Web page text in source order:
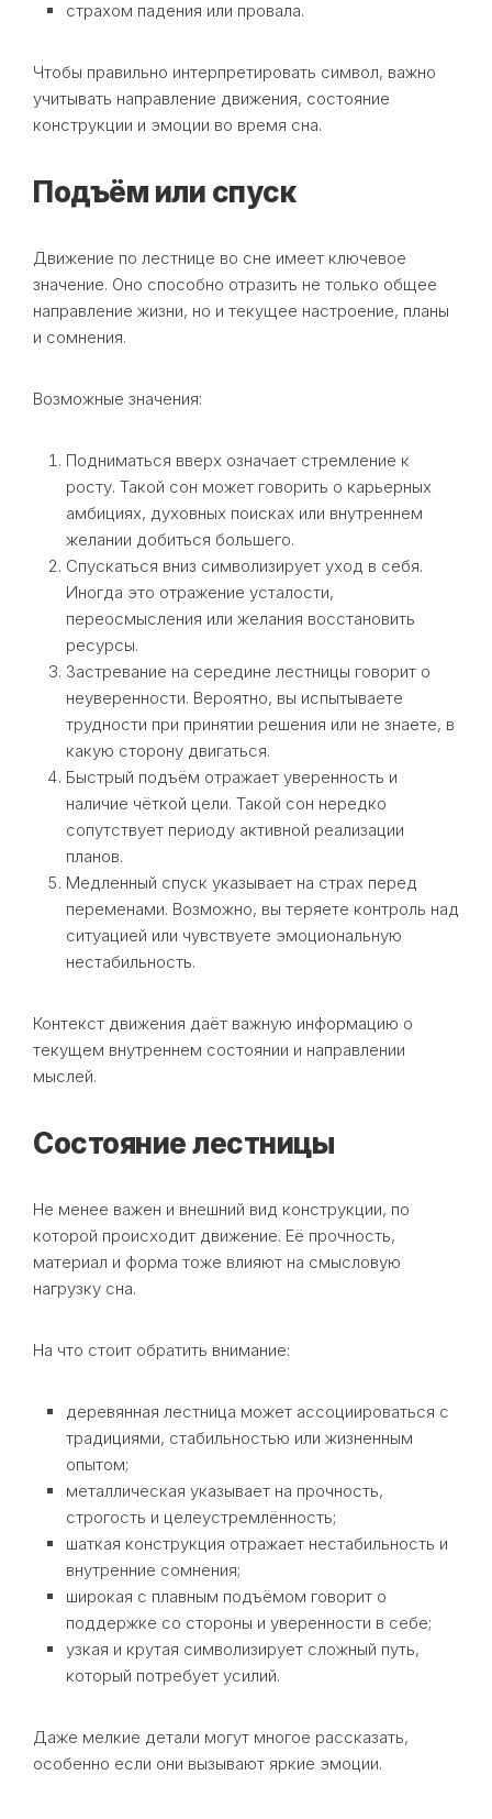
страхом падения или провала.
Чтобы правильно интерпретировать символ, важно
учитывать направление движения, состояние
конструкции и эмоции во время сна.
Подъём или спуск
Движение по лестнице во сне имеет ключевое
значение. Оно способно отразить не только общее
направление жизни, но и текущее настроение, планы
и сомнения.
Возможные значения:
Подниматься вверх означает стремление к
росту. Такой сон может говорить о карьерных
амбициях, духовных поисках или внутреннем
желании добиться большего.
Спускаться вниз символизирует уход в себя.
Иногда это отражение усталости,
переосмысления или желания восстановить
ресурсы.
Застревание на середине лестницы говорит о
неуверенности. Вероятно, вы испытываете
трудности при принятии решения или не знаете, в
какую сторону двигаться.
Быстрый подъём отражает уверенность и
наличие чёткой цели. Такой сон нередко
сопутствует периоду активной реализации
планов.
Медленный спуск указывает на страх перед
переменами. Возможно, вы теряете контроль над
ситуацией или чувствуете эмоциональную
нестабильность.
Контекст движения даёт важную информацию о
текущем внутреннем состоянии и направлении
мыслей.
Состояние лестницы
Не менее важен и внешний вид конструкции, по
которой происходит движение. Её прочность,
материал и форма тоже влияют на смысловую
нагрузку сна.
На что стоит обратить внимание:
деревянная лестница может ассоциироваться с
традициями, стабильностью или жизненным
опытом;
металлическая указывает на прочность,
строгость и целеустремлённость;
шаткая конструкция отражает нестабильность и
внутренние сомнения;
широкая с плавным подъёмом говорит о
поддержке со стороны и уверенности в себе;
узкая и крутая символизирует сложный путь,
который потребует усилий.
Даже мелкие детали могут многое рассказать,
особенно если они вызывают яркие эмоции.